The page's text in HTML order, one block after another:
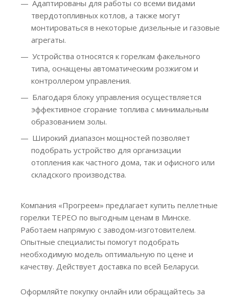
Адаптированы для работы со всеми видами
твердотопливных котлов, а также могут
монтироваться в некоторые дизельные и газовые
агрегаты.
Устройства относятся к горелкам факельного
типа, оснащены автоматическим розжигом и
контроллером управления.
Благодаря блоку управления осуществляется
эффективное сгорание топлива с минимальным
образованием золы.
Широкий диапазон мощностей позволяет
подобрать устройство для организации
отопления как частного дома, так и офисного или
складского производства.
Компания «Прогреем» предлагает купить пеллетные
горелки TEPEO по выгодным ценам в Минске.
Работаем напрямую с заводом-изготовителем.
Опытные специалисты помогут подобрать
необходимую модель оптимальную по цене и
качеству. Действует доставка по всей Беларуси.
Оформляйте покупку онлайн или обращайтесь за